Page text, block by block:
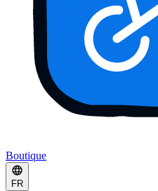
Boutique
FR